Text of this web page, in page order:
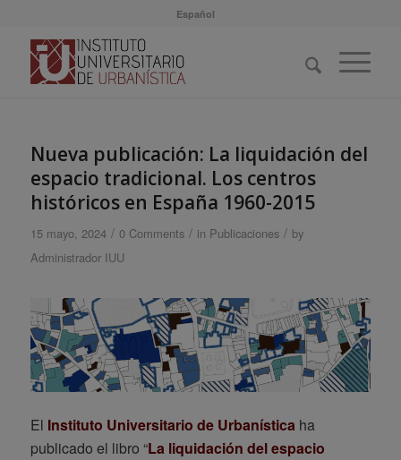
Español
Nueva publicación: La liquidación del
espacio tradicional. Los centros
históricos en España 1960-2015
15 mayo, 2024 / 0 Comments / in Publicaciones / by
Administrador IUU
El Instituto Universitario de Urbanística ha
publicado el libro “La liquidación del espacio